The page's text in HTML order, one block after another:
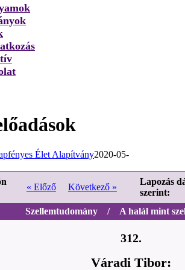
Élet Alapítvány2020-05-
« Előző Következő »
Lapozás
szerint:
Szellemtudomány / A halál mint
312.
Váradi Tibor: